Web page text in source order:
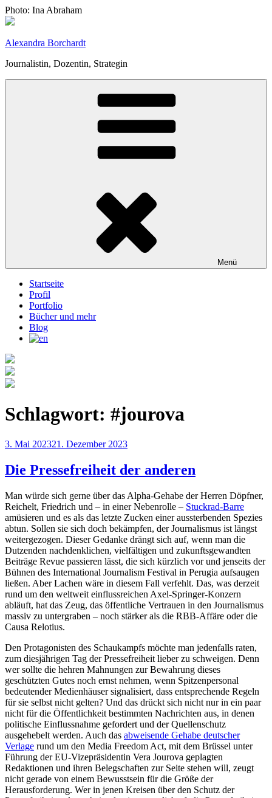
Zum
Inhalt
Photo: Ina Abraham
Alexandra Borchardt
Journalistin, Dozentin, Strategin
Menü
Startseite
Profil
Portfolio
Bücher und mehr
Blog
Schlagwort: #jourova
Veröffentlicht
3. Mai 202321. Dezember 2023
Die Pressefreiheit der anderen
Man würde sich gerne über das Alpha-Gehabe der Herren Döpfner,
Reichelt, Friedrich und – in einer Nebenrolle – Stuckrad-Barre
amüsieren und es als das letzte Zucken einer aussterbenden Spezies
abtun. Sollen sie sich doch bekämpfen, der Journalismus ist längst
weitergezogen. Dieser Gedanke drängt sich auf, wenn man die
Dutzenden nachdenklichen, vielfältigen und zukunftsgewandten
Beiträge Revue passieren lässt, die sich kürzlich vor und jenseits der
Bühnen des International Journalism Festival in Perugia aufsaugen
ließen. Aber Lachen wäre in diesem Fall verfehlt. Das, was derzeit
rund um den weltweit einflussreichen Axel-Springer-Konzern
abläuft, hat das Zeug, das öffentliche Vertrauen in den Journalismus
massiv zu untergraben – noch stärker als die RBB-Affäre oder die
Causa Relotius.
Den Protagonisten des Schaukampfs möchte man jedenfalls raten,
zum diesjährigen Tag der Pressefreiheit lieber zu schweigen. Denn
wer sollte die hehren Mahnungen zur Bewahrung dieses
geschützten Gutes noch ernst nehmen, wenn Spitzenpersonal
bedeutender Medienhäuser signalisiert, dass entsprechende Regeln
für sie selbst nicht gelten? Und das drückt sich nicht nur in ein paar
nicht für die Öffentlichkeit bestimmten Nachrichten aus, in denen
politische Einflussnahme gefordert und der Quellenschutz
ausgehebelt werden. Auch das abweisende Gehabe deutscher
Verlage rund um den Media Freedom Act, mit dem Brüssel unter
Führung der EU-Vizepräsidentin Vera Jourova geplagten
Redaktionen und ihren Belegschaften zur Seite stehen will, zeugt
nicht gerade von einem Bewusstsein für die Größe der
Herausforderung. Wer in jenen Kreisen über den Schutz der